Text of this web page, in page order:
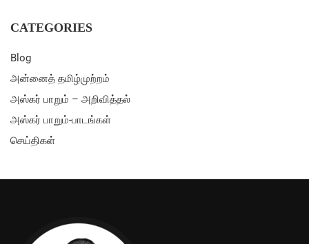
CATEGORIES
Blog
அன்னைத் தமிழ்முற்றம்
அஸ்கர் பாறும் – அறிவித்தல்
அஸ்கர் பாறும்-பாடங்கள்
செய்திகள்